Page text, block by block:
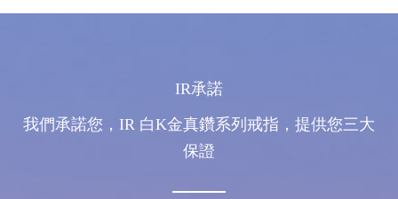
IR承諾
我們承諾您，IR 白K金真鑽系列戒指，提供您三大
保證